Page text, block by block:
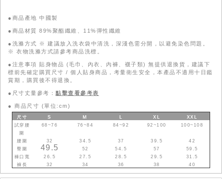
●商品產地 中國製
●商品材質 89%聚酯纖維、11%彈性纖維
●洗滌方式 ※ 建議放入洗衣袋中清洗，深淺色需分開，以避免染色問題。
※ 衣物洗滌方式請參考商品洗標。
●注意事項 貼身物品 (毛巾、內衣、內褲、襪子類) 無提供退換貨，建議下
標前先確定購買尺寸 / 個人貼身商品，考量衛生安全，本產品不適用十日鑑
賞期，購買後不得退換。
●尺寸丈量參考： 點擊查看參考表
● 商品尺寸 (單位:cm)
尺寸 S M L XL
XXL
試穿腰
圍
68~76 76~84 84~92 92~100 100~108
腰圍 32 34.5 37 39.5
42
臀圍
49.5 52 54.5 57
59.5
褲口寬
26.5 27.5 28.5 29.5
31.5
褲長
32 34 36 38 40